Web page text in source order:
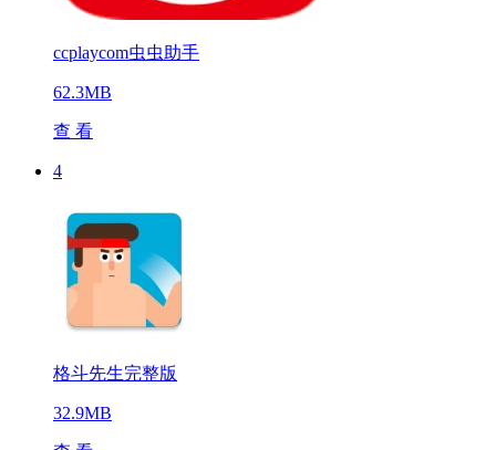
ccplaycom虫虫助手
62.3MB
查 看
4
格斗先生完整版
32.9MB